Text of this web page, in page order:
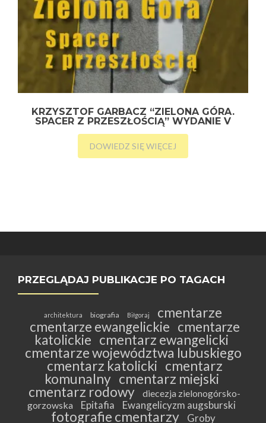
KRZYSZTOF GARBACZ “ZIELONA GÓRA.
SPACER Z PRZESZŁOŚCIĄ” WYDANIE V
DOWIEDZ SIĘ WIĘCEJ
PRZEGLĄDAJ PUBLIKACJE PO TAGACH
architektura biografia Biłgoraj
cmentarze
cmentarze ewangelickie cmentarze
katolickie cmentarz ewangelicki
cmentarze województwa lubuskiego
cmentarz katolicki cmentarz
komunalny cmentarz miejski
cmentarz rodowy
diecezja zielonogórsko-
gorzowska
Epitafia Ewangelicyzm augsburski
fotografie cmentarzy Groby